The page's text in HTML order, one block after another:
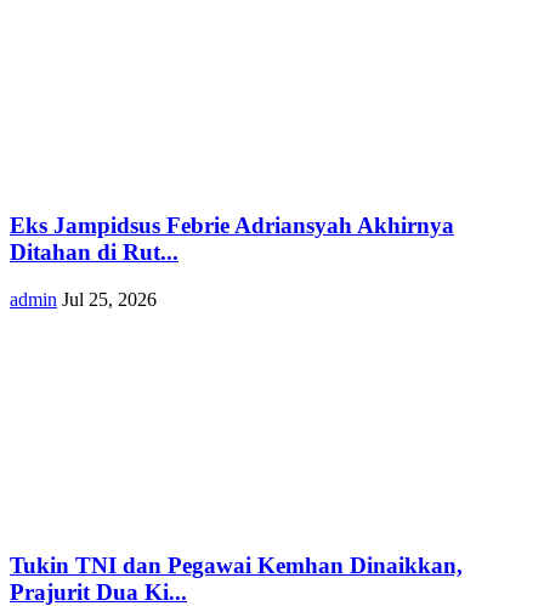
Eks Jampidsus Febrie Adriansyah Akhirnya
Ditahan di Rut...
admin Jul 25, 2026
Tukin TNI dan Pegawai Kemhan Dinaikkan,
Prajurit Dua Ki...